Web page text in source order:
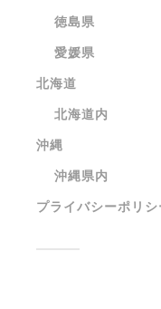
徳島県
愛媛県
北海道
北海道内
沖縄
沖縄県内
プライバシーポリシ